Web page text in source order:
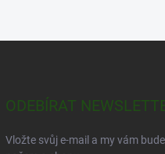
ODEBÍRAT
Vložte svůj e-mail a my vám